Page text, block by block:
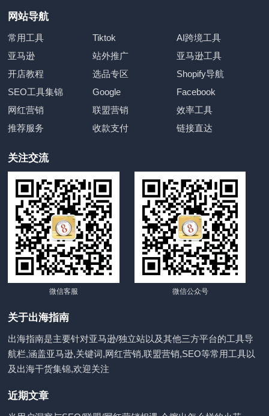
网站导航
常用工具 Tiktok
AI跨境工具
亚马逊
站外推广
亚马逊工具
开店教程
选品专区
Shopify导航
SEO工具集锦
Google
Facebook
网红营销
联盟营销
效率工具
推荐服务
收款支付 链接直达
关注交流
微信客服 微信公众号
关于出海指南
出海指南是主要针对亚马逊/独立站以及其他三方平台的工具导
航栏,涵盖亚马逊,关键词,网红营销,联盟营销,SEO等常用工具以
及出海干货集锦,欢迎关注
近期文章